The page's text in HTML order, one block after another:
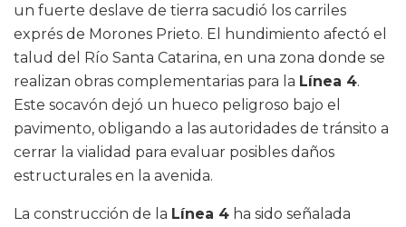
un fuerte deslave de tierra sacudió los carriles
exprés de Morones Prieto. El hundimiento afectó el
talud del Río Santa Catarina, en una zona donde se
realizan obras complementarias para la Línea 4.
Este socavón dejó un hueco peligroso bajo el
pavimento, obligando a las autoridades de tránsito a
cerrar la vialidad para evaluar posibles daños
estructurales en la avenida.
La construcción de la Línea 4 ha sido señalada